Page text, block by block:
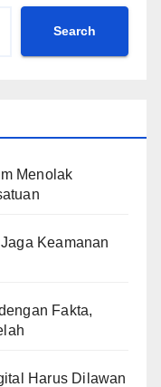
Search
Menolak
Keamanan
Fakta,
Harus Dilawan